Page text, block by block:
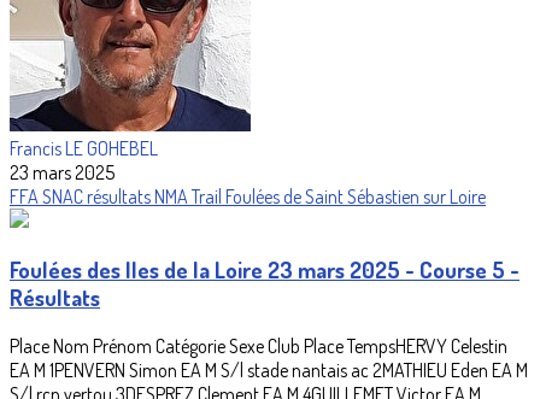
Francis LE GOHEBEL
23 mars 2025
FFASNACrésultatsNMATrail Foulées de Saint Sébastien sur Loire
Foulées des Iles de la Loire 23 mars 2025 - Course 5 -
Résultats
Place Nom Prénom Catégorie Sexe Club Place TempsHERVY Celestin
EA M 1PENVERN Simon EA M S/l stade nantais ac 2MATHIEU Eden EA M
S/l rcn vertou 3DESPREZ Clement EA M 4GUILLEMET Victor EA M